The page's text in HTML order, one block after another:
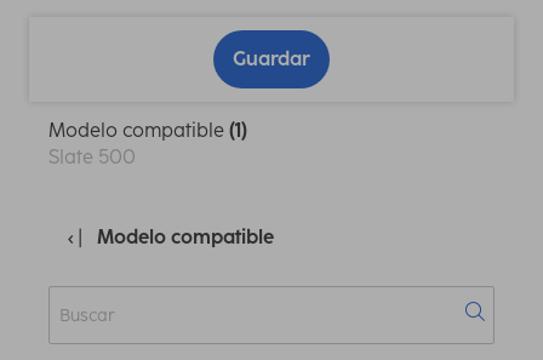
Guardar
Modelo compatible (1)
Slate 500
Modelo compatible